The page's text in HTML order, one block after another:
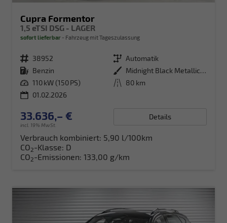
Cupra Formentor
1,5 eTSI DSG - LAGER
sofort lieferbar Fahrzeug mit Tageszulassung
Fahrzeugnr. 38952 Getriebe Automatik
Kraftstoff Benzin Außenfarbe
Midnight Black Metallic (0E)
Leistung 110 kW (150 PS) Kilometerstand 80 km
01.02.2026
33.636,– €
incl. 19% MwSt.
Details
Verbrauch kombiniert: 5,90 l/100km
CO2-Klasse: D
CO2-Emissionen: 133,00 g/km